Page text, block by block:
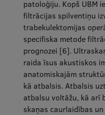
patoloģiju. Kopš UBM
filtrācijas spilventiņu
trabekulektomijas
specifiska metode
prognozei [6].
raida īsus akustiskos
anatomiskajām
kā atbalsis. Atbalsis
atbalsu voltāžu, kā arī
skaņas caurlaidības